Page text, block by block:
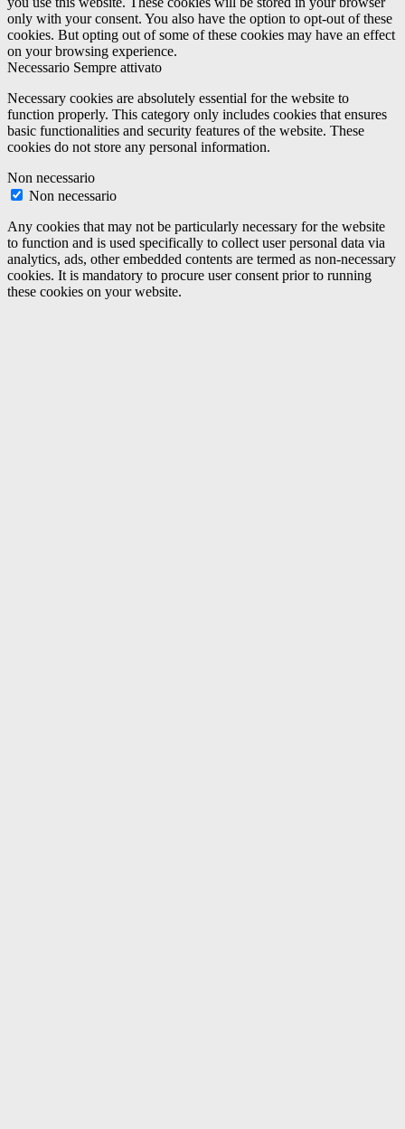
only with your consent. You also have the option to opt-out of these
cookies. But opting out of some of these cookies may have an effect
on your browsing experience.
Necessario Sempre attivato
Necessary cookies are absolutely essential for the website to
function properly. This category only includes cookies that ensures
basic functionalities and security features of the website. These
cookies do not store any personal information.
Non necessario
Non necessario
Any cookies that may not be particularly necessary for the website
to function and is used specifically to collect user personal data via
analytics, ads, other embedded contents are termed as non-necessary
cookies. It is mandatory to procure user consent prior to running
these cookies on your website.